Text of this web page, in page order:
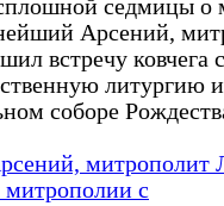
седмицы о
Арсений,
встречу ковчега
литургию
соборе
митрополит
митрополии с